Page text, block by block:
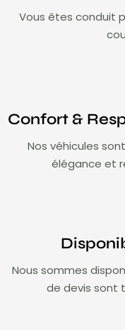
Vous êtes conduit
Confort &
Nos véhicules
élégance et
Nous sommes
de devis sont